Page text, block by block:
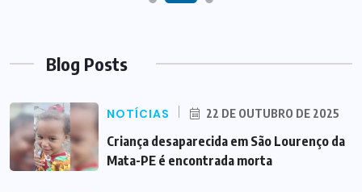
Blog Posts
NOTÍCIAS 22 DE OUTUBRO DE 2025
Criança desaparecida em São Lourenço da
Mata-PE é encontrada morta